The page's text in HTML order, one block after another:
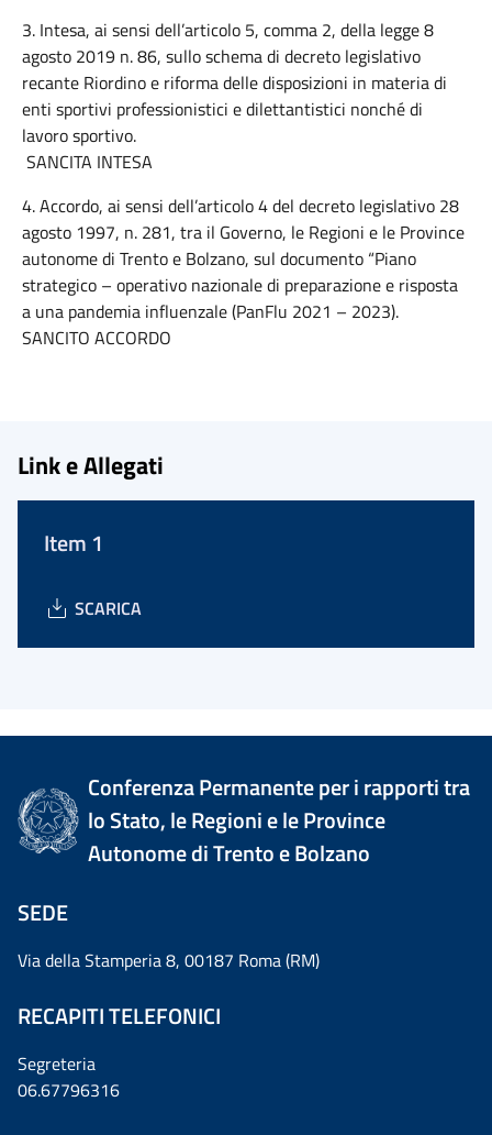
3. Intesa, ai sensi dell’articolo 5, comma 2, della legge 8
agosto 2019 n. 86, sullo schema di decreto legislativo
recante Riordino e riforma delle disposizioni in materia di
enti sportivi professionistici e dilettantistici nonché di
lavoro sportivo.
SANCITA INTESA
4. Accordo, ai sensi dell’articolo 4 del decreto legislativo 28
agosto 1997, n. 281, tra il Governo, le Regioni e le Province
autonome di Trento e Bolzano, sul documento “Piano
strategico – operativo nazionale di preparazione e risposta
a una pandemia influenzale (PanFlu 2021 – 2023).
SANCITO ACCORDO
Link e Allegati
Item 1
SCARICA
Conferenza Permanente per i rapporti tra
lo Stato, le Regioni e le Province
Autonome di Trento e Bolzano
SEDE
Via della Stamperia 8, 00187 Roma (RM)
RECAPITI TELEFONICI
Segreteria
06.67796316